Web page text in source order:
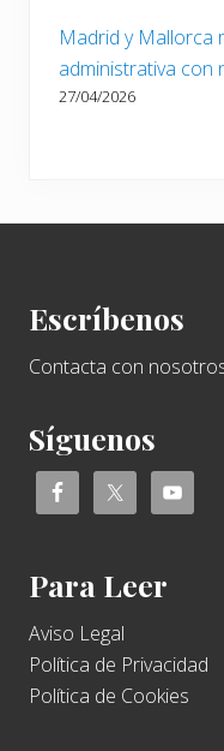
Madrid y Mallorca
administrativa con
27/04/2026
Escríbenos
Contacta con
Síguenos
Para Leer
Aviso Legal
Política de Privacidad
Política de Cookies